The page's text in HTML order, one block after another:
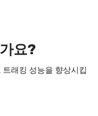
요?
래킹 성능을 향상시킵